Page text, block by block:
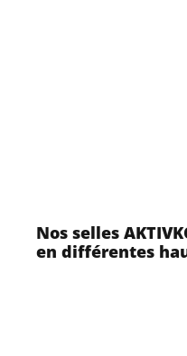
Nos selles
en différentes